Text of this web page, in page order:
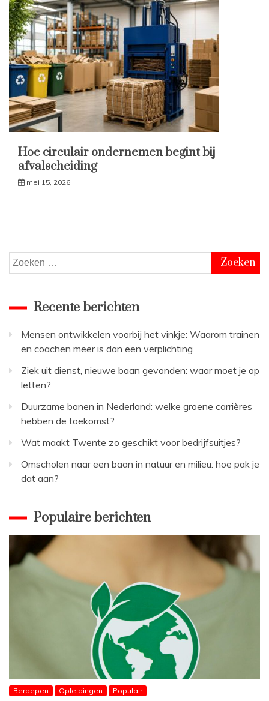
Hoe circulair ondernemen begint bij
afvalscheiding
mei 15, 2026
Zoeken
naar:
Recente berichten
Mensen ontwikkelen voorbij het vinkje: Waarom trainen
en coachen meer is dan een verplichting
Ziek uit dienst, nieuwe baan gevonden: waar moet je op
letten?
Duurzame banen in Nederland: welke groene carrières
hebben de toekomst?
Wat maakt Twente zo geschikt voor bedrijfsuitjes?
Omscholen naar een baan in natuur en milieu: hoe pak je
dat aan?
Populaire berichten
Beroepen Opleidingen Populair